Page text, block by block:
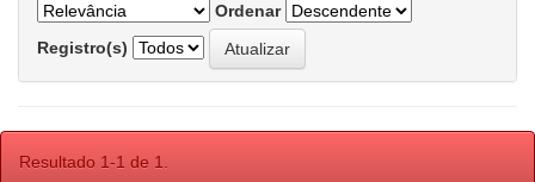
Ordenar
Registro(s)
Resultado 1-1 de 1.